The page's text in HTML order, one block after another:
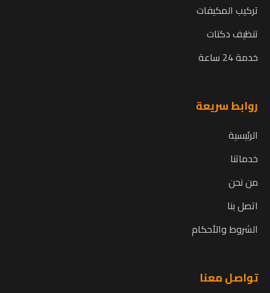
تركيب المكيفات
تنظيف دكتات
خدمة 24 ساعة
روابط سريعة
الرئيسية
خدماتنا
من نحن
اتصل بنا
الشروط والأحكام
تواصل معنا